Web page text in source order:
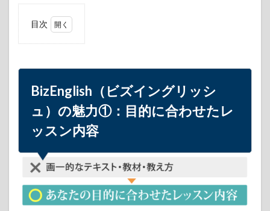
目次
①：目的に合
わせたレッス
ン内容
毎日
スン
で使
るた
めの
BizEnglish（ビズイングリッシ
ュ）の魅力①：目的に合わせたレ
ッスン内容